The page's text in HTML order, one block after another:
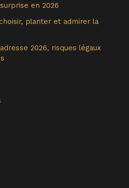
en 2026
planter et admirer la
2026, risques légaux